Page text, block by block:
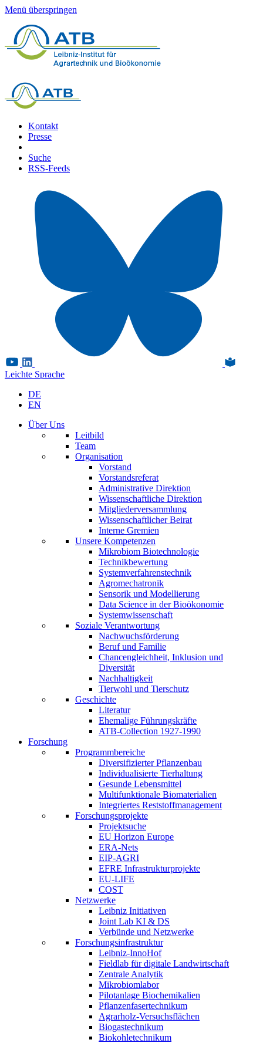
Menü überspringen
Kontakt
Presse
Suche
RSS-Feeds
Leichte Sprache
DE
EN
Über Uns
Leitbild
Team
Organisation
Vorstand
Vorstandsreferat
Administrative Direktion
Wissenschaftliche Direktion
Mitgliederversammlung
Wissenschaftlicher Beirat
Interne Gremien
Unsere Kompetenzen
Mikrobiom Biotechnologie
Technikbewertung
Systemverfahrenstechnik
Agromechatronik
Sensorik und Modellierung
Data Science in der Bioökonomie
Systemwissenschaft
Soziale Verantwortung
Nachwuchsförderung
Beruf und Familie
Chancengleichheit, Inklusion und
Diversität
Nachhaltigkeit
Tierwohl und Tierschutz
Geschichte
Literatur
Ehemalige Führungskräfte
ATB-Collection 1927-1990
Forschung
Programmbereiche
Diversifizierter Pflanzenbau
Individualisierte Tierhaltung
Gesunde Lebensmittel
Multifunktionale Biomaterialien
Integriertes Reststoffmanagement
Forschungsprojekte
Projektsuche
EU Horizon Europe
ERA-Nets
EIP-AGRI
EFRE Infrastrukturprojekte
EU-LIFE
COST
Netzwerke
Leibniz Initiativen
Joint Lab KI & DS
Verbünde und Netzwerke
Forschungsinfrastruktur
Leibniz-InnoHof
Fieldlab für digitale Landwirtschaft
Zentrale Analytik
Mikrobiomlabor
Pilotanlage Biochemikalien
Pflanzenfasertechnikum
Agrarholz-Versuchsflächen
Biogastechnikum
Biokohletechnikum